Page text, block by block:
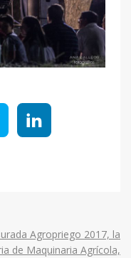
Agropriego 2017, la
de Maquinaria Agrícola,